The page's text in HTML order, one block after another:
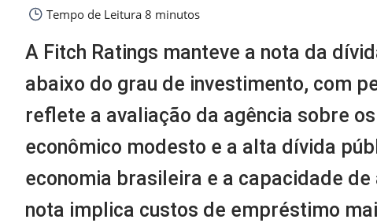
Tempo de Leitura 8 minutos
A Fitch Ratings manteve a nota da
abaixo do grau de investimento, com
reflete a avaliação da agência sobre
econômico modesto e a alta dívida
economia brasileira e a capacidade
nota implica custos de empréstimo